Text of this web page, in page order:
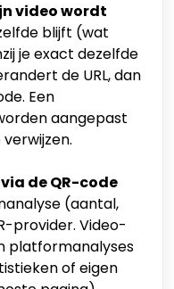
video wordt
blijft (wat
je exact dezelfde
de URL, dan
Een
aangepast
de QR-code
(aantal,
provider. Video-
platformanalyses
of eigen